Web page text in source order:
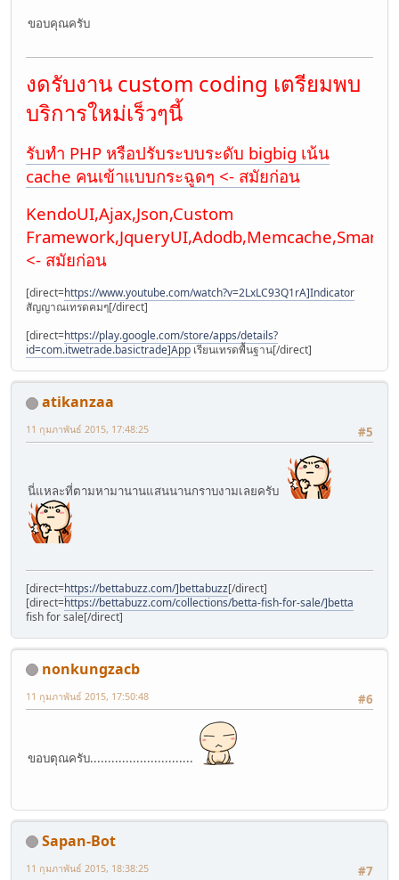
ขอบคุณครับ
งดรับงาน custom coding เตรียมพบ
บริการใหม่เร็วๆนี้
รับทำ PHP หรือปรับระบบระดับ bigbig เน้น
cache คนเข้าแบบกระฉูดๆ <- สมัยก่อน
KendoUI,Ajax,Json,Custom
Framework,JqueryUI,Adodb,Memcache,Smarty
<- สมัยก่อน
[direct=https://www.youtube.com/watch?v=2LxLC93Q1rA]Indicator
สัญญาณเทรดคมๆ[/direct]
[direct=https://play.google.com/store/apps/details?
id=com.itwetrade.basictrade]App เรียนเทรดพื้นฐาน[/direct]
atikanzaa
#5
11 กุมภาพันธ์ 2015, 17:48:25
นี่แหละที่ตามหามานานแสนนานกราบงามเลยครับ
[direct=https://bettabuzz.com/]bettabuzz[/direct]
[direct=https://bettabuzz.com/collections/betta-fish-for-sale/]betta
fish for sale[/direct]
nonkungzacb
#6
11 กุมภาพันธ์ 2015, 17:50:48
ขอบตุณครับ.............................
Sapan-Bot
#7
11 กุมภาพันธ์ 2015, 18:38:25